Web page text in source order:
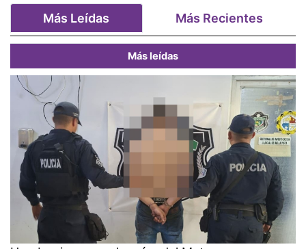
Más Leídas Más Recientes
Más leídas